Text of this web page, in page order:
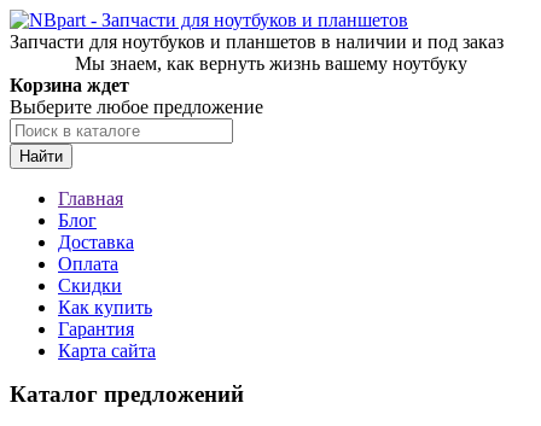
Запчасти для ноутбуков и планшетов в наличии и под заказ
Мы знаем, как вернуть жизнь вашему ноутбуку
Корзина ждет
Выберите любое предложение
Найти
Главная
Блог
Доставка
Оплата
Скидки
Как купить
Гарантия
Карта сайта
Каталог предложений